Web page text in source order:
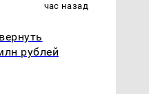
час назад
рублей